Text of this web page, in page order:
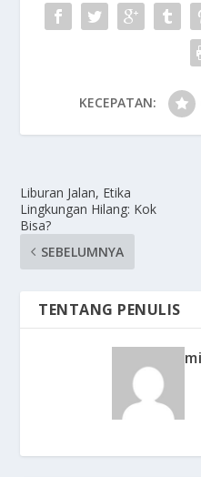
KECEPATAN:
Liburan Jalan, Etika
Lingkungan Hilang: Kok
Bisa?
SEBELUMNYA
TENTANG PENULIS